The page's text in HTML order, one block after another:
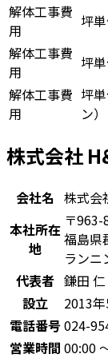
解体工事費
用
坪
解体工事費
用
坪
解体工事費
用
坪
ン）
株式会社
会社名 株式会
本社所在
地
〒963-
福島県
ランニ
代表者 鎌田 仁
設立
2013
電話番号024-
営業時間 00:00